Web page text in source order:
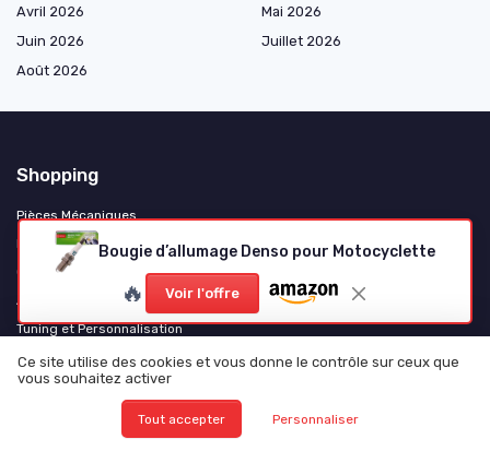
Bougie d’allumage Denso pour Motocyclette
🔥 Voir l'offre
Avril 2026
Mai 2026
Juin 2026
Juillet 2026
Août 2026
Shopping
Pièces Mécaniques
Électricité et Électronique
Consommables et Entretien
Accessoires et Gadgets
Tuning et Personnalisation
Motos et Scooters
Camping-Cars et Vans Aménagés
Poids Lourds et Utilitaires
Véhicules Électriques
Ce site utilise des cookies et vous donne le contrôle sur ceux que
vous souhaitez activer
Tout accepter Personnaliser